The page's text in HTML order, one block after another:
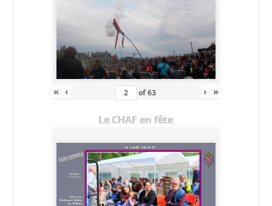
« ‹ of63 › »
Le CHAF en fête